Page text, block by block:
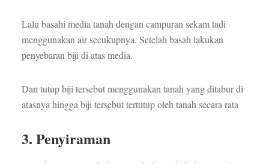
Lalu basahi media tanah dengan campuran sekam tadi
menggunakan air secukupnya. Setelah basah lakukan
penyebaran biji di atas media.
Dan tutup biji tersebut menggunakan tanah yang ditabur di
atasnya hingga biji tersebut tertutup oleh tanah secara rata
3. Penyiraman